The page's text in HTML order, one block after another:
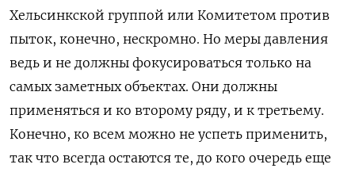
Хельсинкской группой или Комитетом против
пыток, конечно, нескромно. Но меры давления
ведь и не должны фокусироваться только на
самых заметных объектах. Они должны
применяться и ко второму ряду, и к третьему.
Конечно, ко всем можно не успеть применить,
так что всегда остаются те, до кого очередь еще